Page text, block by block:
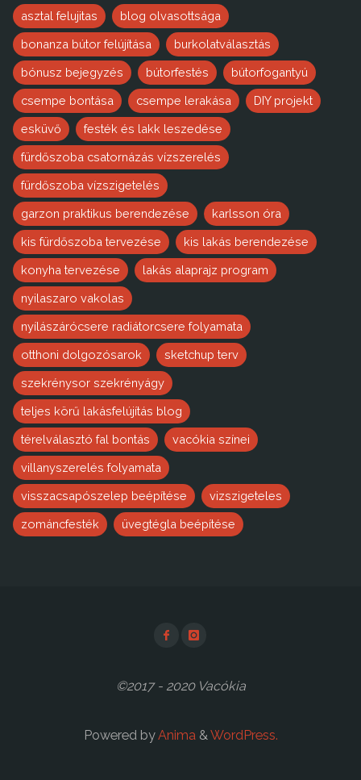
asztal felujitas blog olvasottsága
bonanza bútor felújítása burkolatválasztás
bónusz bejegyzés bútorfestés bútorfogantyú
csempe bontása csempe lerakása DIY projekt
esküvő festék és lakk leszedése
fürdőszoba csatornázás vízszerelés
fürdőszoba vízszigetelés
garzon praktikus berendezése karlsson óra
kis fürdőszoba tervezése kis lakás berendezése
konyha tervezése lakás alaprajz program
nyilaszaro vakolas
nyílászárócsere radiátorcsere folyamata
otthoni dolgozósarok sketchup terv
szekrénysor szekrényágy
teljes körű lakásfelújítás blog
térelválasztó fal bontás vacókia színei
villanyszerelés folyamata
visszacsapószelep beépítése vizszigeteles
zománcfesték üvegtégla beépítése
©2017 - 2020 Vacókia
Powered byAnima&WordPress.